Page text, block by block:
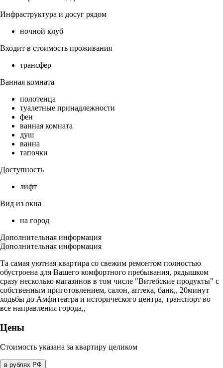
Инфраструктура и досуг рядом
ночной клуб
Входит в стоимость проживания
трансфер
Ванная комната
полотенца
туалетные принадлежности
фен
ванная комната
душ
ванна
тапочки
Доступность
лифт
Вид из окна
на город
Дополнительная информация
Дополнительная информация
Та самая уютная квартира со свежим ремонтом полностью
обустроена для Вашего комфортного пребывания, рядышком
сразу несколько магазинов в том числе "Витебские продукты" с
собственным приготовлением, салон, аптека, банк,, 20минут
ходьбы до Амфитеатра и исторического центра, транспорт во
все направления города,,
Цены
Стоимость указана за квартиру целиком
в рублях РФ